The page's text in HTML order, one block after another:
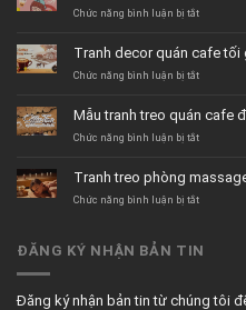
Chức năng bình luận bị tắtở
tường
quán
hiện
đại
Tranh decor quán cafe tối
Chức năng bình luận bị tắtở
quán
cafe
Mẫu tranh treo quán cafe
Chức năng bình luận bị tắtở
treo
quán
Tranh treo phòng
Chức năng bình luận bị tắtở
phòng
ĐĂNG KÝ NHẬN BẢN TIN
Đăng ký nhận bản tin từ chúng tôi